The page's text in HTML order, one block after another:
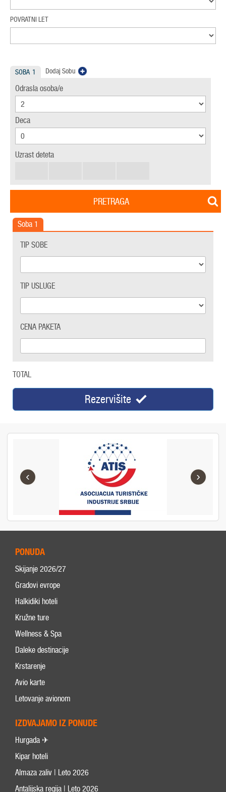
POVRATNI LET
SOBA 1 Dodaj Sobu
Odrasla osoba/e
Deca
Uzrast deteta
PRETRAGA
Soba 1
TIP SOBE
TIP USLUGE
CENA PAKETA
TOTAL
Rezervišite
‹ ›
PONUDA
Skijanje 2026/27
Gradovi evrope
Halkidiki hoteli
Kružne ture
Wellness & Spa
Daleke destinacije
Krstarenje
Avio karte
Letovanje avionom
IZDVAJAMO IZ PONUDE
Hurgada ✈
Kipar hoteli
Almaza zaliv | Leto 2026
Antalijska regija | Leto 2026